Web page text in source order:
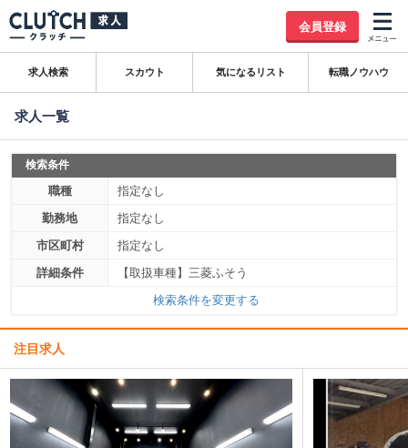
会員登録
求人検索 スカウト 気になるリスト 転職ノウハウ
求人一覧
検索条件
職種
指定なし
勤務地
指定なし
市区町村
指定なし
詳細条件
【取扱車種】三菱ふそう
検索条件を変更する
注目求人